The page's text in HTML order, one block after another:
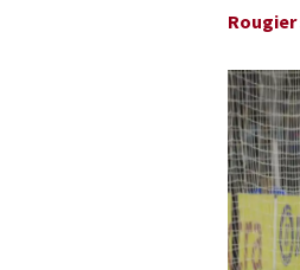
Rougier